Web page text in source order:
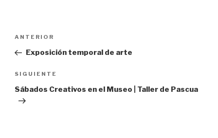
entradas
Entrada
anterior:
ANTERIOR
Exposición temporal de arte
Siguiente
entrada
SIGUIENTE
Sábados Creativos en el Museo | Taller de Pascua